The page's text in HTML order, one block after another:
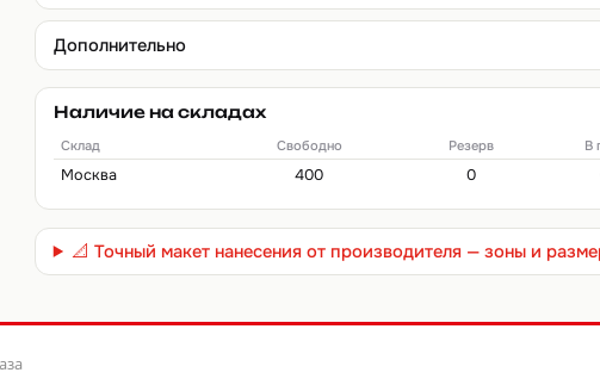
Дополнительно
Наличие на складах
Склад Свободно Резерв В
Москва 400 0
📐 Точный макет нанесения от производителя — зоны и